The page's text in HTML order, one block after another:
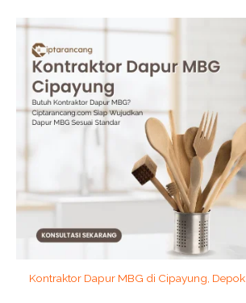
Kontraktor Dapur MBG di Cipayung, Depok